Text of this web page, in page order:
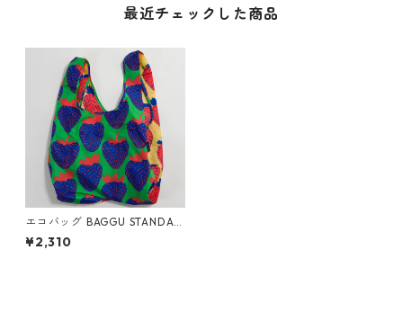
最近チェックした商品
エコバッグ BAGGU STANDAR
D スタンダードバグゥ バグー
100%リサイクル ミックスス
¥2,310